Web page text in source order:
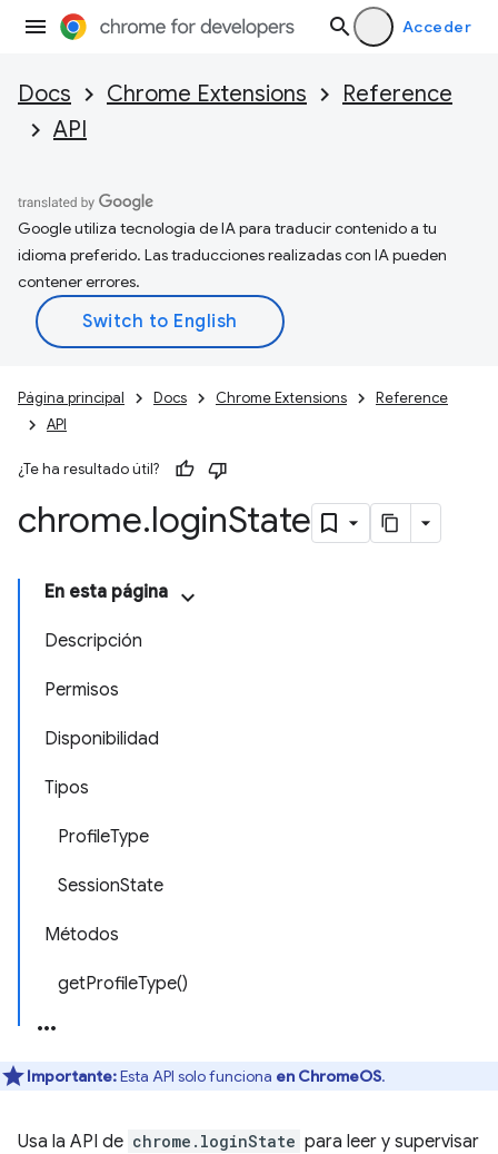
Acceder
Docs Chrome Extensions
Reference
API
Google utiliza tecnología de IA para traducir contenido a tu
idioma preferido. Las traducciones realizadas con IA pueden
contener errores.
Página principal Docs Chrome Extensions
Reference
API
¿Te ha resultado útil?
chrome.loginState
En esta página
Descripción
Permisos
Disponibilidad
Tipos
ProfileType
SessionState
Métodos
getProfileType()
Importante:Esta API solo funciona en ChromeOS.
Usa la API de chrome.loginState para leer y supervisar